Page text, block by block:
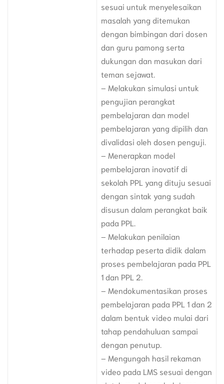
sesuai untuk menyelesaikan
masalah yang ditemukan
dengan bimbingan dari dosen
dan guru pamong serta
dukungan dan masukan dari
teman sejawat.
– Melakukan simulasi untuk
pengujian perangkat
pembelajaran dan model
pembelajaran yang dipilih dan
divalidasi oleh dosen penguji.
– Menerapkan model
pembelajaran inovatif di
sekolah PPL yang dituju sesuai
dengan sintak yang sudah
disusun dalam perangkat baik
pada PPL.
– Melakukan penilaian
terhadap peserta didik dalam
proses pembelajaran pada PPL
1 dan PPL 2.
– Mendokumentasikan proses
pembelajaran pada PPL 1 dan 2
dalam bentuk video mulai dari
tahap pendahuluan sampai
dengan penutup.
– Mengungah hasil rekaman
video pada LMS sesuai dengan